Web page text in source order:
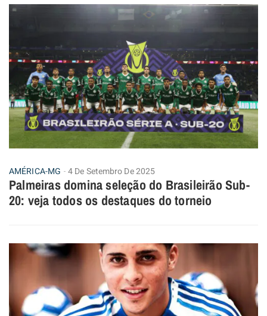
AMÉRICA-MG 4 De Setembro De 2025
Palmeiras domina seleção do Brasileirão Sub-
20: veja todos os destaques do torneio